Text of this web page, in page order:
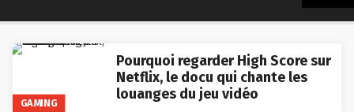
GAMING
Pourquoi regarder High Score sur
Netflix, le docu qui chante les
louanges du jeu vidéo